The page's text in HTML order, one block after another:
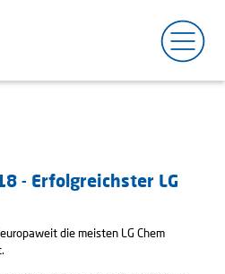
- Erfolgreichster LG
die meisten LG Chem